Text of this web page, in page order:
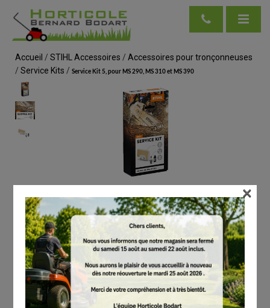
Accueil / STIHL Accessoires / Accessoires pour tronçonneuses
/ Service Kits / Service Kit 5, pour MS 290, MS 310 et MS 390
STIHL
Service Kit 5, pour MS 290, MS 310 et MS 390
# 11270074100
Service Kits
24.40
Tous les prix comprennent la TVA de 21%.
×